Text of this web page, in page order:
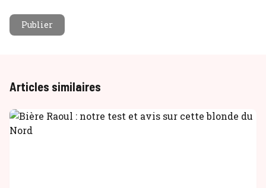
Publier
Articles similaires